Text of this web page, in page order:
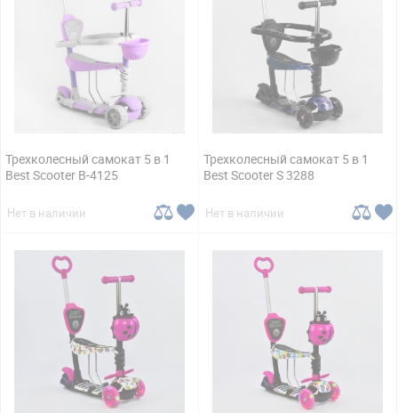
Трехколесный самокат 5 в 1
Best Scooter B-4125
Нет в наличии
Трехколесный самокат 5 в 1
Best Scooter S 3288
Нет в наличии